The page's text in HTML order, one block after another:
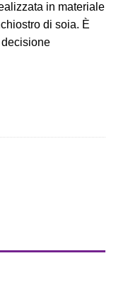
in materiale
di soia. È